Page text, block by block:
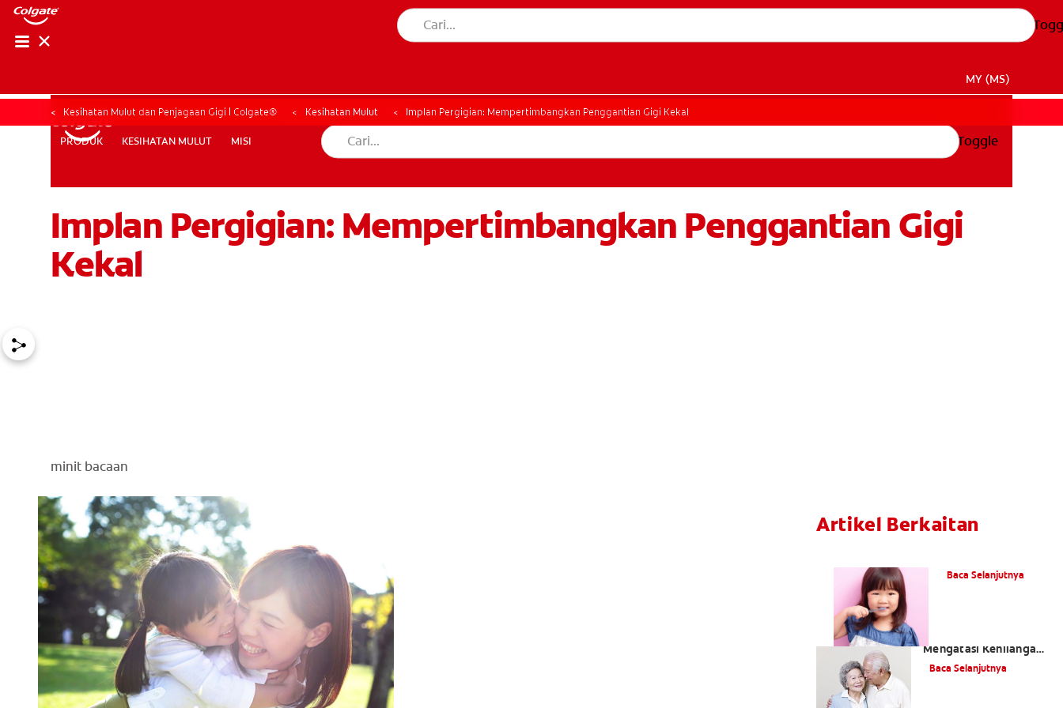
PRODUK KESIHATAN MULUT MISI
MY (MS)
MY (MS)
PRODUK KESIHATAN MULUT MISI
PENILAIAN KESIHATAN MULUT
Toggle
Kesihatan Mulut dan Penjagaan Gigi | Colgate® Kesihatan Mulut Implan Pergigian: Mempertimbangkan Penggantian Gigi Kekal
Implan Pergigian: Mempertimbangkan Penggantian Gigi
Kekal
minit bacaan
Artikel Berkaitan
Baca Selanjutnya
Mengatasi Kehilangan
Gigi?
Baca Selanjutnya